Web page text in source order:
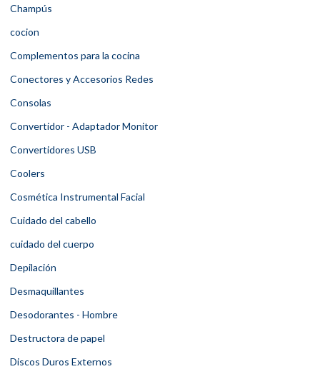
Champús
cocion
Complementos para la cocina
Conectores y Accesorios Redes
Consolas
Convertidor - Adaptador Monitor
Convertidores USB
Coolers
Cosmética Instrumental Facial
Cuidado del cabello
cuidado del cuerpo
Depilación
Desmaquillantes
Desodorantes - Hombre
Destructora de papel
Discos Duros Externos